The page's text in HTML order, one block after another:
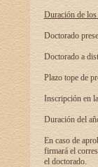
Duración de
Doctorado
Doctorado a
Plazo tope de
Inscripción en
Duración del
En caso de
firmará el
el doctorado.